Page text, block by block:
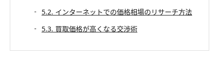
5.2. インターネットでの価格相場のリサーチ方法
5.3. 買取価格が高くなる交渉術